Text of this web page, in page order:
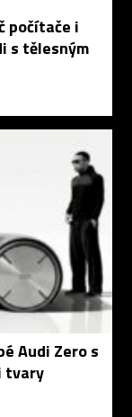
počítače i
s tělesným
Audi Zero s
tvary